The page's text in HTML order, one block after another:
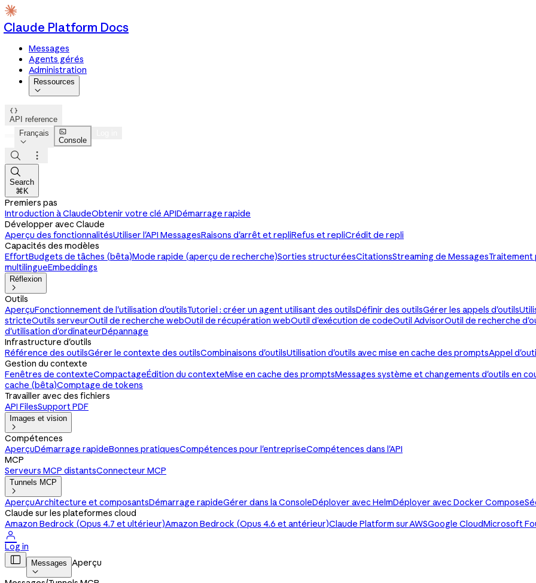
Claude Platform Docs
Messages
Agents gérés
Administration
Ressources


API reference
Français


Console



Search
⌘K
Premiers pas
Introduction à ClaudeObtenir votre clé APIDémarrage rapide
Développer avec Claude
Aperçu des fonctionnalitésUtiliser l'API MessagesRaisons d'arrêt et repliRefus et repliCrédit de repli
Capacités des modèles
EffortBudgets de tâches (bêta)Mode rapide (aperçu de recherche)Sorties structuréesCitationsStreaming de MessagesTraitement
multilingueEmbeddings
Réflexion

Outils
AperçuFonctionnement de l'utilisation d'outilsTutoriel : créer un agent utilisant des outilsDéfinir des outilsGérer les appels d'outils
stricteOutils serveurOutil de recherche webOutil de récupération webOutil d'exécution de codeOutil AdvisorOutil de recherche
d'utilisation d'ordinateurDépannage
Infrastructure d'outils
Référence des outilsGérer le contexte des outilsCombinaisons d'outilsUtilisation d'outils avec mise en cache des promptsAppel
Gestion du contexte
Fenêtres de contexteCompactageÉdition du contexteMise en cache des promptsMessages système et changements d'outils en
cache (bêta)Comptage de tokens
Travailler avec des fichiers
API FilesSupport PDF
Images et vision

Compétences
AperçuDémarrage rapideBonnes pratiquesCompétences pour l'entrepriseCompétences dans l'API
MCP
Serveurs MCP distantsConnecteur MCP
Tunnels MCP

AperçuArchitecture et composantsDémarrage rapideGérer dans la ConsoleDéployer avec HelmDéployer avec Docker Compose
Claude sur les plateformes cloud
Amazon Bedrock (Opus 4.7 et ultérieur)Amazon Bedrock (Opus 4.6 et antérieur)Claude Platform sur AWSGoogle CloudMicrosoft

Log in
 Messages

Aperçu